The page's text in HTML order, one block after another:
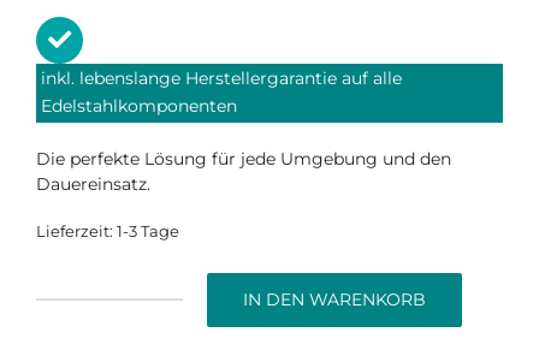
inkl. lebenslange Herstellergarantie auf alle
Edelstahlkomponenten
Die perfekte Lösung für jede Umgebung und den
Dauereinsatz.
Lieferzeit: 1-3 Tage
IN DEN WARENKORB